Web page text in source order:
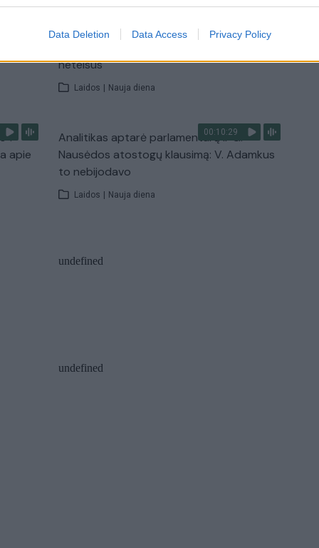
Data Deletion Data Access Privacy Policy
V. Zalužno pasisakymą laiko bandymu
neteisus
Laidos | Nauja diena
apie
00:10:29
Analitikas aptarė parlamentarų ir G.
Nausėdos atostogų klausimą: V. Adamkus
to nebijodavo
Laidos | Nauja diena